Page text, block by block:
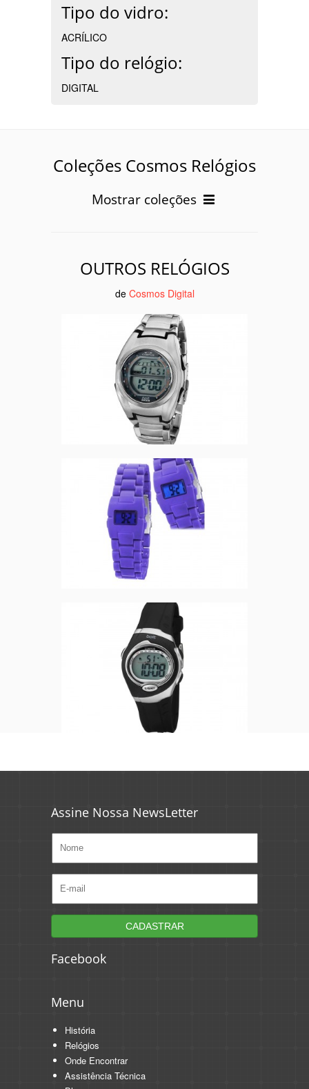
Tipo do vidro:
ACRÍLICO
Tipo do relógio:
DIGITAL
Coleções Cosmos Relógios
Mostrar coleções
OUTROS RELÓGIOS
de Cosmos Digital
Assine Nossa NewsLetter
Facebook
Menu
História
Relógios
Onde Encontrar
Assistência Técnica